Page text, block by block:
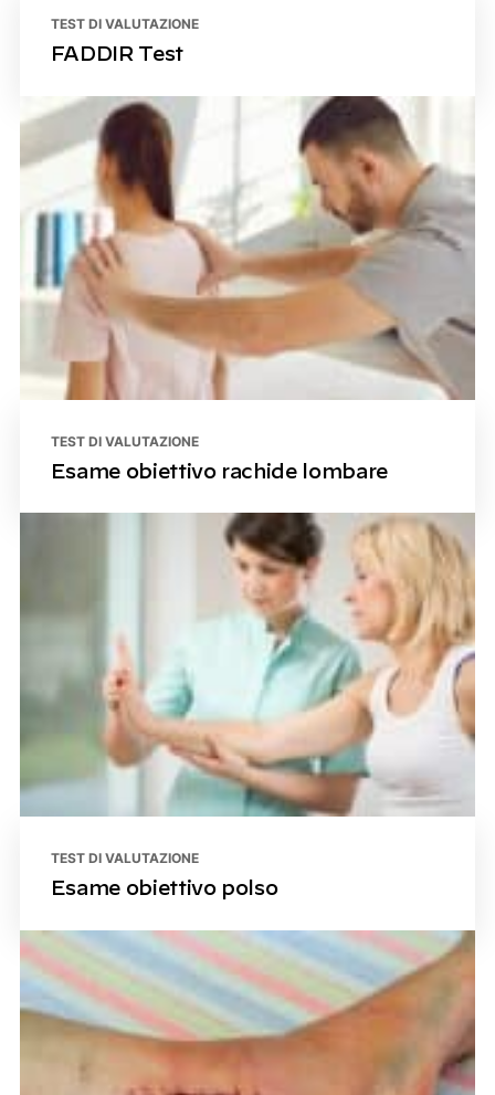
TEST DI VALUTAZIONE
FADDIR Test
TEST DI VALUTAZIONE
Esame obiettivo rachide lombare
TEST DI VALUTAZIONE
Esame obiettivo polso